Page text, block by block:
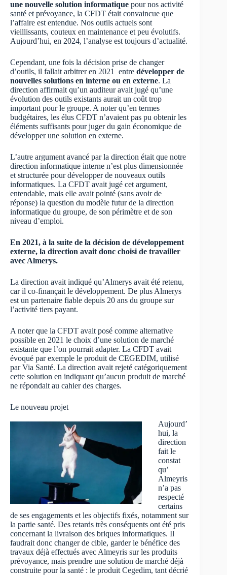
une nouvelle solution informatique pour nos activité
santé et prévoyance, la CFDT était convaincue que
l’affaire est entendue. Nos outils actuels sont
vieillissants, couteux en maintenance et peu évolutifs.
Aujourd’hui, en 2024, l’analyse est toujours d’actualité.
Cependant, une fois la décision prise de changer
d’outils, il fallait arbitrer en 2021 entre développer de
nouvelles solutions en interne ou en externe. La
direction affirmait qu’un auditeur avait jugé qu’une
évolution des outils existants aurait un coût trop
important pour le groupe. A noter qu’en termes
budgétaires, les élus CFDT n’avaient pas pu obtenir les
éléments suffisants pour juger du gain économique de
développer une solution en externe.
L’autre argument avancé par la direction était que notre
direction informatique interne n’est plus dimensionnée
et structurée pour développer de nouveaux outils
informatiques. La CFDT avait jugé cet argument,
entendable, mais elle avait pointé (sans avoir de
réponse) la question du modèle futur de la direction
informatique du groupe, de son périmètre et de son
niveau d’emploi.
En 2021, à la suite de la décision de développement
externe, la direction avait donc choisi de travailler
avec Almerys.
La direction avait indiqué qu’Almerys avait été retenu,
car il co-finançait le développement. De plus Almerys
est un partenaire fiable depuis 20 ans du groupe sur
l’activité tiers payant.
A noter que la CFDT avait posé comme alternative
possible en 2021 le choix d’une solution de marché
existante que l’on pourrait adapter. La CFDT avait
évoqué par exemple le produit de CEGEDIM, utilisé
par Via Santé. La direction avait rejeté catégoriquement
cette solution en indiquant qu’aucun produit de marché
ne répondait au cahier des charges.
Le nouveau projet
Aujourd’
hui, la
direction
fait le
constat
qu’
Almeyris
n’a pas
respecté
certains
de ses engagements et les objectifs fixés, notamment sur
la partie santé. Des retards très conséquents ont été pris
concernant la livraison des briques informatiques. Il
faudrait donc changer de cible, garder le bénéfice des
travaux déjà effectués avec Almeyris sur les produits
prévoyance, mais prendre une solution de marché déjà
construite pour la santé : le produit Cegedim, tant décrié